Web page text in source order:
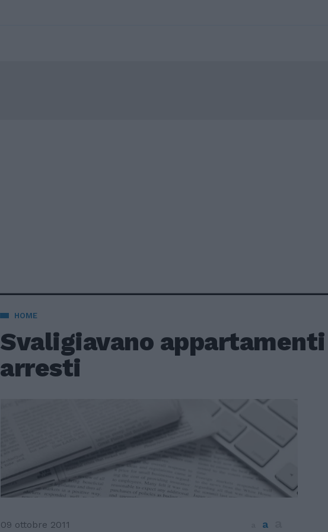
HOME
Svaligiavano
arresti
09 ottobre 2011 a